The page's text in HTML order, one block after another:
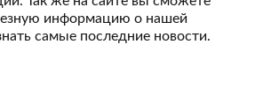
информацию о нашей
самые последние новости.